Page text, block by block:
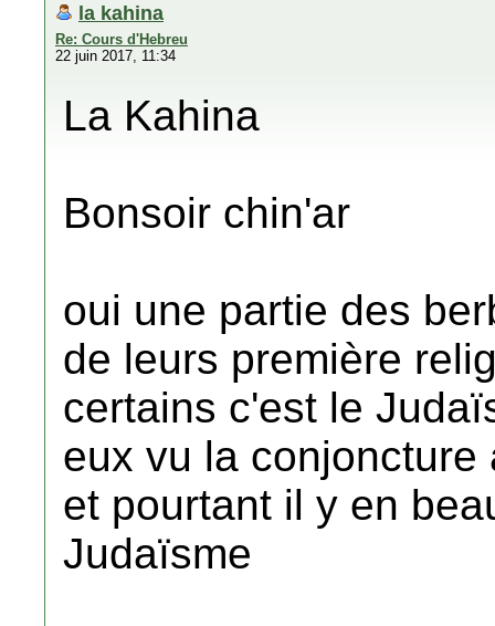
la kahina
Re: Cours d'Hebreu
22 juin 2017, 11:34
La Kahina
Bonsoir chin'ar
oui une partie des
de leurs première
certains c'est le
eux vu la
et pourtant il y en
Judaïsme